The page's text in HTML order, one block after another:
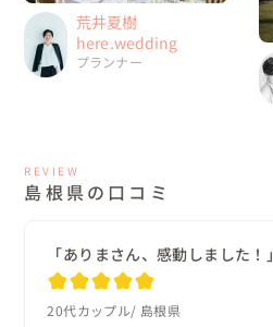
荒井夏樹
here.wedding
プランナー
REVIEW
島根県の口コミ
「ありまさん、感動しました！」
20代カップル 島根県